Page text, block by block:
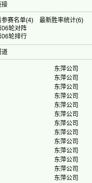
接
参赛名单(4) 最新胜率统计(6)
06轮对阵
06轮排行
道
东萍公司
东萍公司
东萍公司
东萍公司
东萍公司
东萍公司
东萍公司
东萍公司
东萍公司
东萍公司
东萍公司
东萍公司
东萍公司